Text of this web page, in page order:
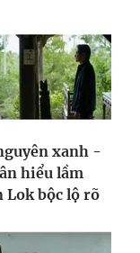
xanh -
hiểu lầm
Lok bộc lộ rõ